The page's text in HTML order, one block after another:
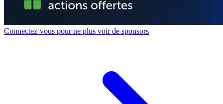
Connectez-vous pour ne plus voir de sponsors